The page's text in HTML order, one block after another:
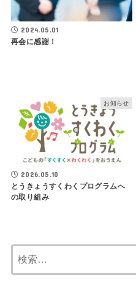
2024.05.01
再会に感謝！
お知らせ
2026.05.10
とうきょうすくわくプログラムへ
の取り組み